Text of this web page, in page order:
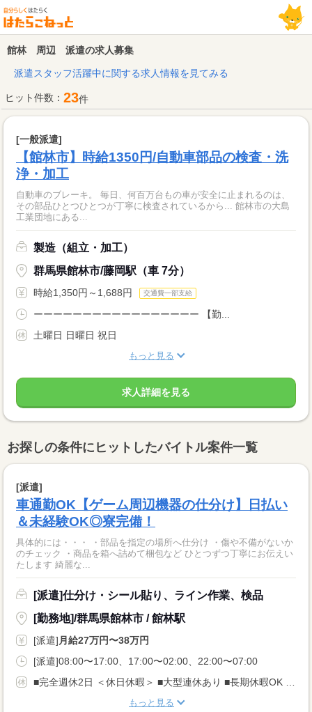
館林 周辺 派遣の求人募集
派遣スタッフ活躍中に関する求人情報を見てみる
ヒット件数： 23件
[一般派遣]
【館林市】時給1350円/自動車部品の検査・洗
浄・加工
自動車のブレーキ。 毎日、何百万台もの車が安全に止まれるのは、
その部品ひとつひとつが丁寧に検査されているから... 館林市の大島
工業団地にある...
製造（組立・加工）
群馬県館林市/藤岡駅（車 7分）
時給1,350円～1,688円 交通費一部支給
ーーーーーーーーーーーーーーーーー 【勤...
土曜日 日曜日 祝日
もっと見る
求人詳細を見る
お探しの条件にヒットしたバイトル案件一覧
[派遣]
車通勤OK【ゲーム周辺機器の仕分け】日払い
＆未経験OK◎寮完備！
具体的には・・・ ・部品を指定の場所へ仕分け ・傷や不備がないか
のチェック ・商品を箱へ詰めて梱包など ひとつずつ丁寧にお伝えい
たします 綺麗な...
[派遣]仕分け・シール貼り、ライン作業、検品
[勤務地]/群馬県館林市 / 館林駅
[派遣]月給27万円〜38万円
[派遣]08:00〜17:00、17:00〜02:00、22:00〜07:00
■完全週休2日 ＜休日休暇＞ ■大型連休あり ■長期休暇OK ■ご家庭都合のお休み調整OK ■産休・育休取得実績あり
もっと見る